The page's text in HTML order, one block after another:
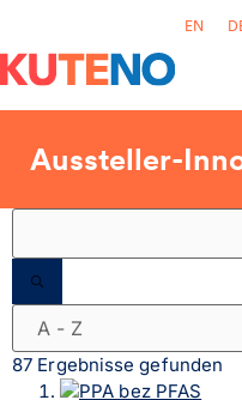
EN
Aussteller-
87 Ergebnisse gefunden